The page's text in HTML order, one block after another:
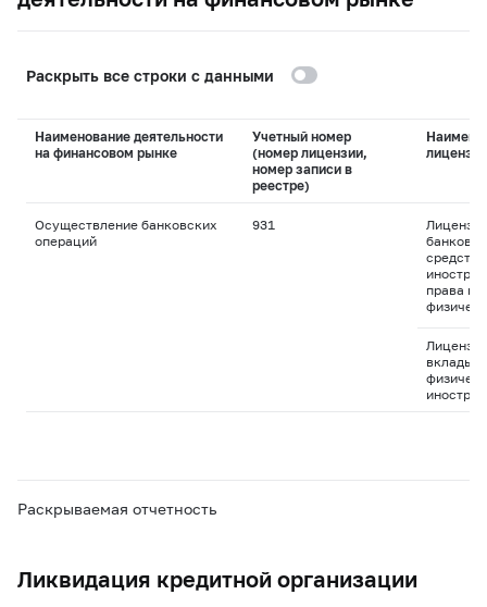
Раскрыть все строки с данными
Наименование деятельности
на финансовом рынке
Учетный номер
(номер лицензии,
номер записи в
реестре)
лицензии
Осуществление банковских
операций
931
права
вклады
Раскрываемая отчетность
Ликвидация кредитной организации